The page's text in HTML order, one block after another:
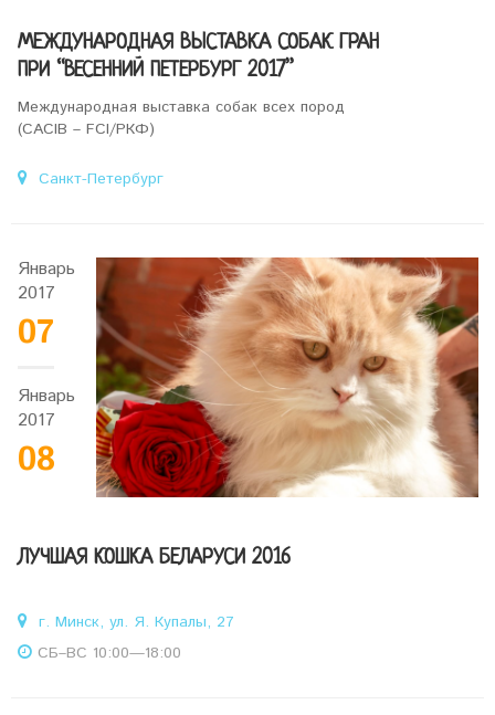
МЕЖДУНАРОДНАЯ ВЫСТАВКА СОБАК ГРАН
ПРИ “ВЕСЕННИЙ ПЕТЕРБУРГ 2017”
Международная выставка собак всех пород
(СACIB – FCI/РКФ)
Санкт-Петербург
Январь
2017
07
Январь
2017
08
ЛУЧШАЯ КОШКА БЕЛАРУСИ 2016
г. Минск, ул. Я. Купалы, 27
СБ–ВС 10:00—18:00